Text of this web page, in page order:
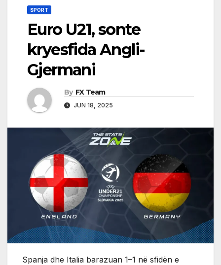
SPORT
Euro U21, sonte
kryesfida Angli-
Gjermani
By FX Team
JUN 18, 2025
Spanja dhe Italia barazuan 1–1 në sfidën e